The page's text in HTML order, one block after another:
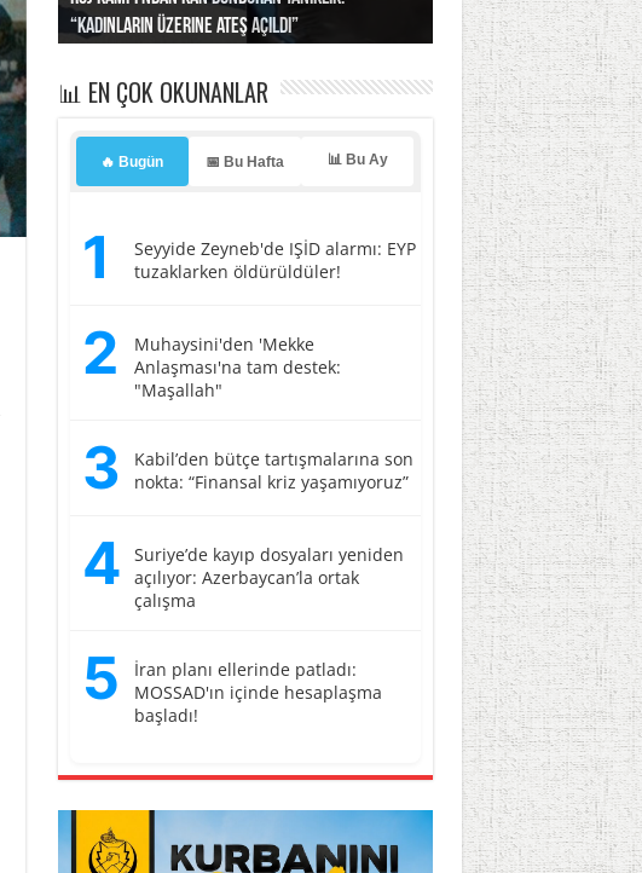
“Kadınların üzerine ateş açıldı”
Irak’a misilleme tehdidi!
yaptı… İsrail’in “timsah” planına fren!
kayıtlar başladı
basıldı, kabus yaşatıldı!
📊 EN ÇOK OKUNANLAR
🔥 Bugün 📅 Bu Hafta 📊 Bu Ay
1
Seyyide Zeyneb'de IŞİD alarmı: EYP
tuzaklarken öldürüldüler!
2
Muhaysini'den 'Mekke
Anlaşması'na tam destek:
"Maşallah"
3
Kabil’den bütçe tartışmalarına son
nokta: “Finansal kriz yaşamıyoruz”
4
Suriye’de kayıp dosyaları yeniden
açılıyor: Azerbaycan’la ortak
çalışma
5
İran planı ellerinde patladı:
MOSSAD'ın içinde hesaplaşma
başladı!